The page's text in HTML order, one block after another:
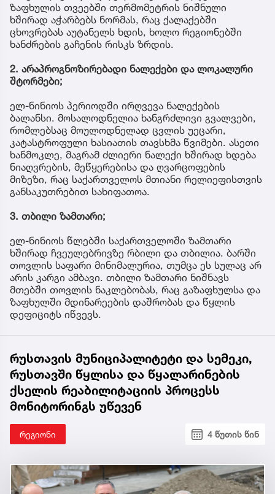
ზაფხულის თვეებში თერმომეტრის ნიშნული
ხშირად აჭარბებს ნორმას, რაც ქალაქებში
ცხოვრებას აუტანელს ხდის, ხოლო რეგიონებში
ხანძრების გაჩენის რისკს ზრდის.
2. არაპროგნოზირებადი ნალექები და ლოკალური
შტორმები;
ელ-ნინიოს პერიოდში ირღვევა ნალექების
ბალანსი. მოსალოდნელია ხანგრძლივი გვალვები,
რომლებსაც მოულოდნელად ცვლის უეცარი,
კატასტროფული ხასიათის თავსხმა წვიმები. ასეთი
ხანმოკლე, მაგრამ ძლიერი ნალექი ხშირად ხდება
ნიაღვრების, მეწყერებისა და ღვარცოფების
მიზეზი, რაც საქართველოს მთიანი რელიეფისთვის
განსაკუთრებით სახიფათოა.
3. თბილი ზამთარი;
ელ-ნინიოს წლებში საქართველოში ზამთარი
ხშირად ჩვეულებრივზე რბილი და თბილია. ბარში
თოვლის საფარი მინიმალურია, თუმცა ეს სულაც არ
არის კარგი ამბავი. თბილი ზამთარი ნიშნავს
მთებში თოვლის ნაკლებობას, რაც გაზაფხულსა და
ზაფხულში მდინარეების დაშრობას და წყლის
დეფიციტს იწვევს.
რუსთავის მუნიციპალიტეტი და სემეკი,
რუსთავში წყლისა და წყალარინების
ქსელის რეაბილიტაციის პროცესს
მონიტორინგს უწევენ
რეგიონი 4 წუთის წინ